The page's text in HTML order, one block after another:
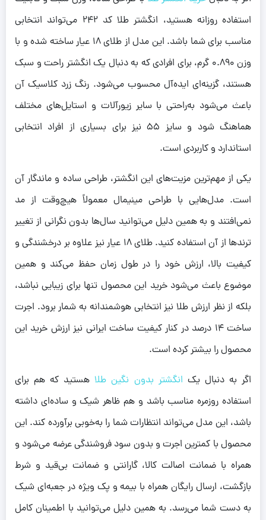
استفاده روزانه هستید، انگشتر طلا کد 242 می‌تواند انتخابی
مناسب برای شما باشد. این مدل از طلای ۱۸ عیار ساخته شده و با
وزن ۰.۸۹۰ گرم، برای افرادی که به دنبال یک انگشتر راحت و سبک
هستند، گزینه‌ای ایده‌آل محسوب می‌شود. رنگ زرد کلاسیک آن
باعث می‌شود به‌راحتی با سایر زیورآلات و استایل‌های مختلف
هماهنگ شود و سایز ۵۵ نیز برای بسیاری از افراد انتخابی
استاندارد و کاربردی است.
یکی از مهم‌ترین مزیت‌های این انگشتر، طراحی ساده و ماندگار آن
است. مدل‌هایی با طراحی مینیمال معمولاً هیچ‌وقت از مد
نمی‌افتند و به همین دلیل می‌توانید سال‌ها بدون نگرانی از تغییر
ترندها از آن استفاده کنید. طلای ۱۸ عیار نیز علاوه بر درخشندگی و
کیفیت بالا، ارزش خود را در طول زمان حفظ می‌کند و همین
موضوع باعث می‌شود خرید این محصول تنها برای زیبایی نباشد،
بلکه از نظر ارزش طلا نیز انتخابی هوشمندانه به شمار برود. اجرت
ساخت ۱۴ درصد در کنار کیفیت ساخت ایرانی نیز ارزش خرید این
محصول را بیشتر کرده است.
اگر به دنبال یک انگشتر بدون نگین طلا هستید که هم برای
استفاده روزمره مناسب باشد و هم ظاهر شیک و ساده‌ای داشته
باشد، این مدل می‌تواند انتظارات شما را به‌خوبی برآورده کند. این
محصول با کمترین اجرت و بدون سود فروشندگی عرضه می‌شود و
همراه با ضمانت اصالت کالا، گارانتی و ضمانت بی‌قید و شرط
بازگشت، ارسال رایگان همراه با بیمه و پک ویژه در جعبه‌ای شیک
به دست شما می‌رسد. به همین دلیل می‌توانید با اطمینان کامل